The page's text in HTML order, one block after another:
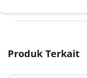
Produk Terkait